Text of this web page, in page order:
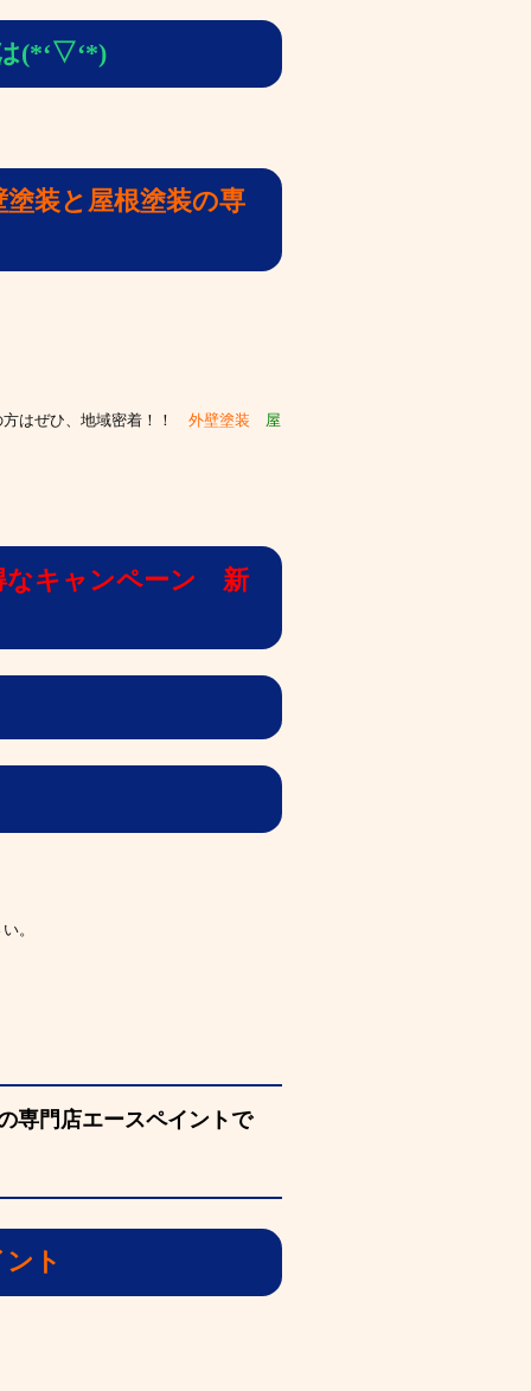
(*‘▽‘*)
装と屋根塗装の専
はぜひ、 地域密着！！ 外壁塗装 屋
キャンペーン 新
。
専門店エースペイントで
ト